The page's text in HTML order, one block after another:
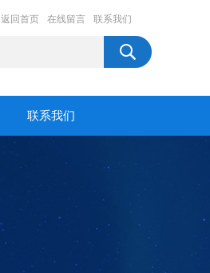
返回首页 在线留言 联系我们
联系我们